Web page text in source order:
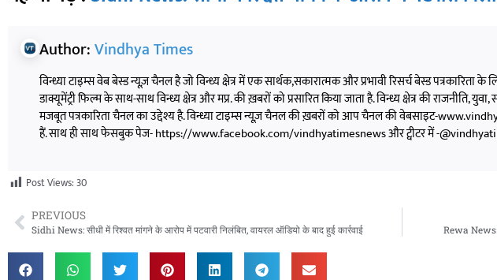
Author:Vindhya Times
विन्ध्या टाइम्स वेब बेस्ड न्यूज़ चैनल है जो विन्ध्य क्षेत्र में एक सार्थक,सकारात्मक और प्रभावी रिसर्च बेस्ड पत्रकारिता
डाक्यूमेंट्री फिल्म के साथ-साथ विन्ध्य क्षेत्र और मप्र. की ख़बरों को प्रसारित किया जाता है. विन्ध्य क्षेत्र की राजनीति,
मजबूत पत्रकारिता चैनल का उद्देश्य है. विन्ध्या टाइम्स न्यूज़ चैनल की ख़बरों को आप चैनल की वेबसाइट-
हैं. साथ ही साथ फेसबुक पेज- https://www.facebook.com/vindhyatimesnews और ट्वीटर में -
Post Views:30
PREVIOUS
Sidhi News: सीधी में रिश्वत मांगने के आरोप में पटवारी निलंबित, वायरल ऑडियो के बाद हुई कार्रवाई Rewa News: